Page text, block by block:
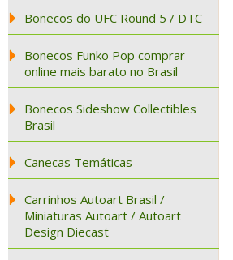
Bonecos do UFC Round 5 / DTC
Bonecos Funko Pop comprar
online mais barato no Brasil
Bonecos Sideshow Collectibles
Brasil
Canecas Temáticas
Carrinhos Autoart Brasil /
Miniaturas Autoart / Autoart
Design Diecast